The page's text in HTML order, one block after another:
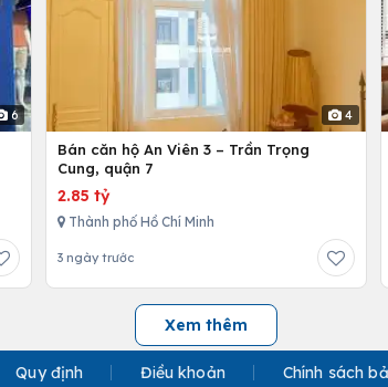
6 4
Bán căn hộ An Viên 3 – Trần Trọng
Cung, quận 7
2.85 tỷ
Thành phố Hồ Chí Minh
3 ngày trước
Xem thêm
Quy định Điều khoản Chính sách